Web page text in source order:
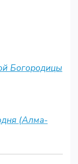
Богородицы
(Алма-